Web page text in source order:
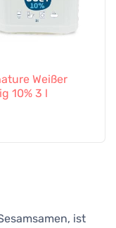
Weißer
10% 3 l
ist